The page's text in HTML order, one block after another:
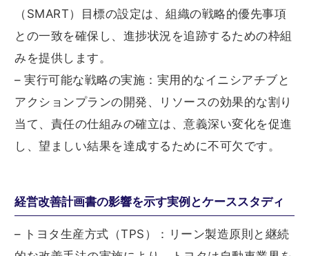
（SMART）目標の設定は、組織の戦略的優先事項
との一致を確保し、進捗状況を追跡するための枠組
みを提供します。
– 実行可能な戦略の実施：実用的なイニシアチブと
アクションプランの開発、リソースの効果的な割り
当て、責任の仕組みの確立は、意義深い変化を促進
し、望ましい結果を達成するために不可欠です。
経営改善計画書の影響を示す実例とケーススタディ
– トヨタ生産方式（TPS）：リーン製造原則と継続